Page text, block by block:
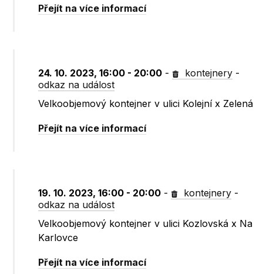
Přejít na více informací
24. 10. 2023, 16:00 - 20:00 - kontejnery -
odkaz na událost
Velkoobjemový kontejner v ulici Kolejní x Zelená
Přejít na více informací
19. 10. 2023, 16:00 - 20:00 - kontejnery -
odkaz na událost
Velkoobjemový kontejner v ulici Kozlovská x Na
Karlovce
Přejít na více informací